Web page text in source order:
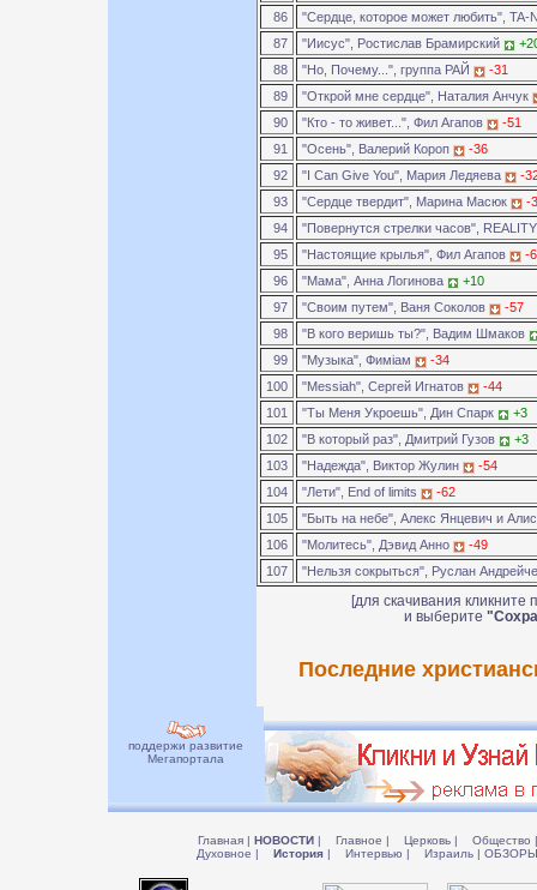
86
"Сердце, которое может любить", TA-
87
"Иисус", Ростислав Брамирский
88
"Но, Почему...", группа РАЙ
-31
89
"Открой мне сердце", Наталия Анчук
90
"Кто - то живет...", Фил Агапов
-51
91
"Осень", Валерий Короп
-36
92
"I Can Give You", Мария Ледяева
-
93
"Сердце твердит", Марина Масюк
-
94
"Повернутся стрелки часов",
95
"Настоящие крылья", Фил Агапов
-
96
"Мама", Анна Логинова
+10
97
"Своим путем", Ваня Соколов
-57
98
"В кого веришь ты?", Вадим Шмаков
99
"Музыка", Фимiам
-34
100
"Messiah", Сергей Игнатов
-44
101
"Ты Меня Укроешь", Дин Спарк
+3
102
"В который раз", Дмитрий Гузов
+3
103
"Надежда", Виктор Жулин
-54
104
"Лети", End of limits
-62
105
"Быть на небе", Алекс Янцевич и
106
"Молитесь", Дэвид Анно
-49
107
"Нельзя сокрыться", Руслан
[для скачивания кликните
и выберите
Последние
поддержи развитие
Мегапортала
Главная | НОВОСТИ | Главное | Церковь | Общество |
Духовное | История | Интервью | Израиль |